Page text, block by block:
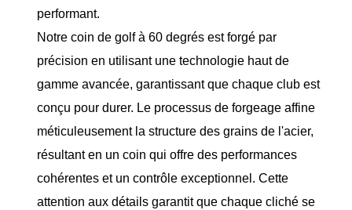
performant.
Notre coin de golf à 60 degrés est forgé par
précision en utilisant une technologie haut de
gamme avancée, garantissant que chaque club est
conçu pour durer. Le processus de forgeage affine
méticuleusement la structure des grains de l'acier,
résultant en un coin qui offre des performances
cohérentes et un contrôle exceptionnel. Cette
attention aux détails garantit que chaque cliché se